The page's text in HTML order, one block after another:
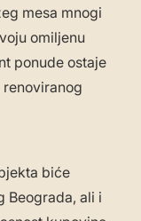
mesa mnogi
omiljenu
ponude ostaje
biće
Beograda, ali i